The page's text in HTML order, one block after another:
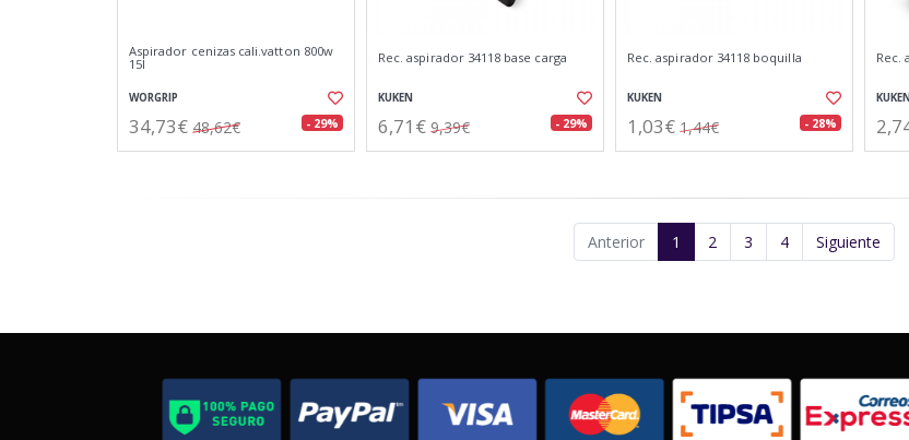
Aspirador cenizas cali.vatton 800w
15l
WORGRIP
34,73€ 48,62€ - 29%
Rec. aspirador 34118 base carga
KUKEN
6,71€ 9,39€ - 29%
Rec. aspirador 34118 boquilla
KUKEN
1,03€ 1,44€ - 28%
Rec.
Anterior 1 2 3 4 Siguiente